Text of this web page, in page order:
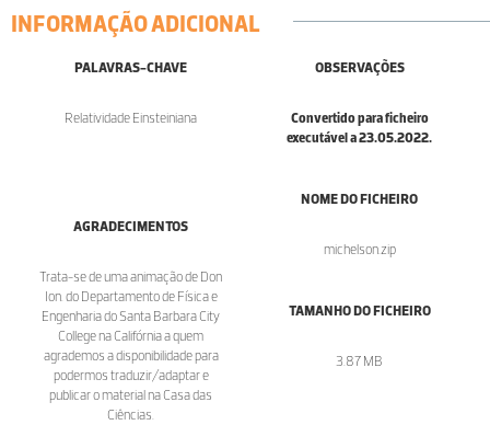
INFORMAÇÃO ADICIONAL
PALAVRAS-CHAVE
Relatividade Einsteiniana
OBSERVAÇÕES
Convertido para ficheiro
executável a 23.05.2022.
AGRADECIMENTOS
Trata-se de uma animação de Don
Ion. do Departamento de Física e
Engenharia do Santa Barbara City
College na Califórnia a quem
agrademos a disponibilidade para
podermos traduzir/adaptar e
publicar o material na Casa das
Ciências.
NOME DO FICHEIRO
michelson.zip
TAMANHO DO FICHEIRO
3.87 MB